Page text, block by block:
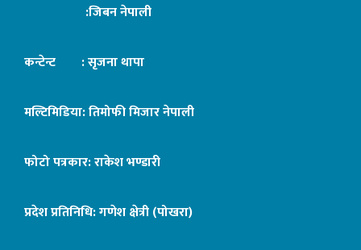
:जिबन नेपाली
कन्टेन्ट : सृजना थापा
मल्टिमिडिया: तिमोफी मिजार नेपाली
फोटो पत्रकार: राकेश भण्डारी
प्रदेश प्रतिनिधि: गणेश क्षेत्री (पोखरा)